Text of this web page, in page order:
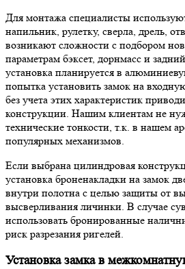
Для монтажа специалисты
напильник, рулетку, сверла, дрель,
возникают сложности с подбором
параметрам бэксет, дорнмасс и
установка планируется в
попытка установить замок на
без учета этих характеристик
конструкции. Нашим клиентам не
технические тонкости, т.к. в нашем
популярных механизмов.
Если выбрана цилиндровая
установка броненакладки на замок
внутри полотна с целью защиты от
высверливания личинки. В случае
использовать бронированные
риск разрезания ригелей.
Установка замка в